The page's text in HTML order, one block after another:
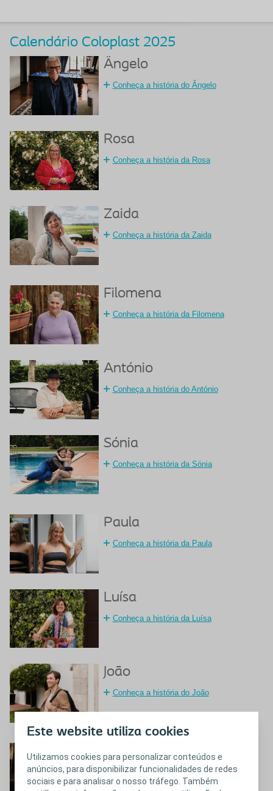
Este website utiliza cookies
Utilizamos cookies para personalizar conteúdos e
anúncios, para disponibilizar funcionalidades de redes
sociais e para analisar o nosso tráfego. Também
Calendário Coloplast 2025
Ângelo
Conheça a história do Ângelo
Rosa
Conheça a história da Rosa
Zaida
Conheça a história da Zaida
Filomena
Conheça a história da Filomena
António
Conheça a história do António
Sónia
Conheça a história da Sónia
Paula
Conheça a história da Paula
Luísa
Conheça a história da Luísa
João
Conheça a história do João
Sílvia
Conheça a história da Sílvia